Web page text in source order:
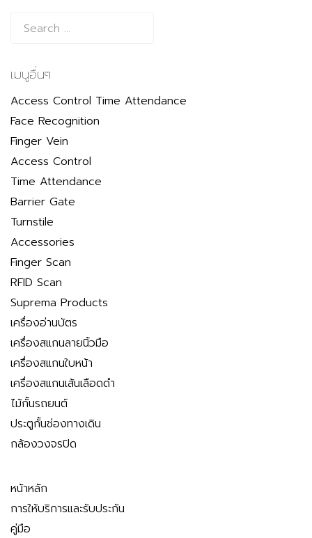
เมนูอื่นๆ
Access Control Time Attendance
Face Recognition
Finger Vein
Access Control
Time Attendance
Barrier Gate
Turnstile
Accessories
Finger Scan
RFID Scan
Suprema Products
เครื่องอ่านบัตร
เครื่องสแกนลายนิ้วมือ
เครื่องสแกนใบหน้า
เครื่องสแกนเส้นเลือดดำ
ไม้กั้นรถยนต์
ประตูกั้นช่องทางเดิน
กล้องวงจรปิด
หน้าหลัก
การให้บริการและรับประกัน
คู่มือ